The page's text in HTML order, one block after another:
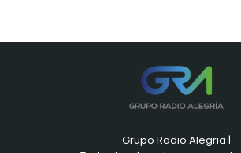
Grupo Radio Alegria |